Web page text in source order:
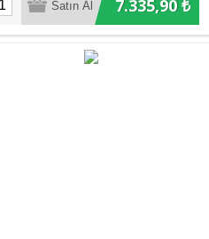
7.335,90 ₺